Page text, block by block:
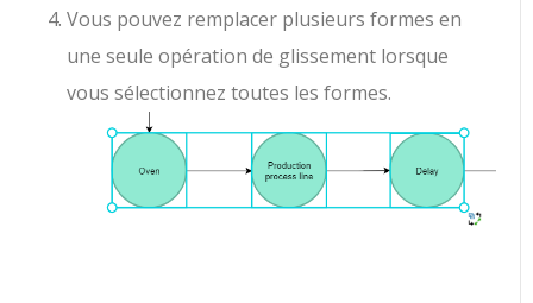
Vous pouvez remplacer plusieurs formes en
une seule opération de glissement lorsque
vous sélectionnez toutes les formes.